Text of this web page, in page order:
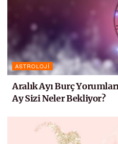
ASTROLOJI
Aralık Ayı Burç
Ay Sizi Neler Bekliyor?